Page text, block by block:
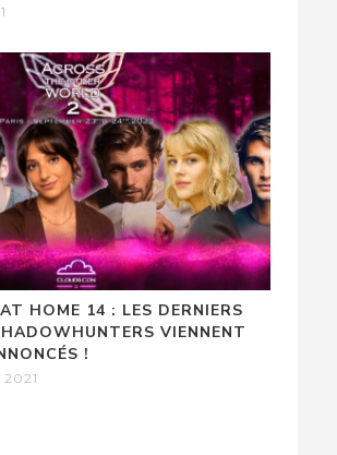
HOME 14 : LES DERNIERS
VIENNENT
!
2021